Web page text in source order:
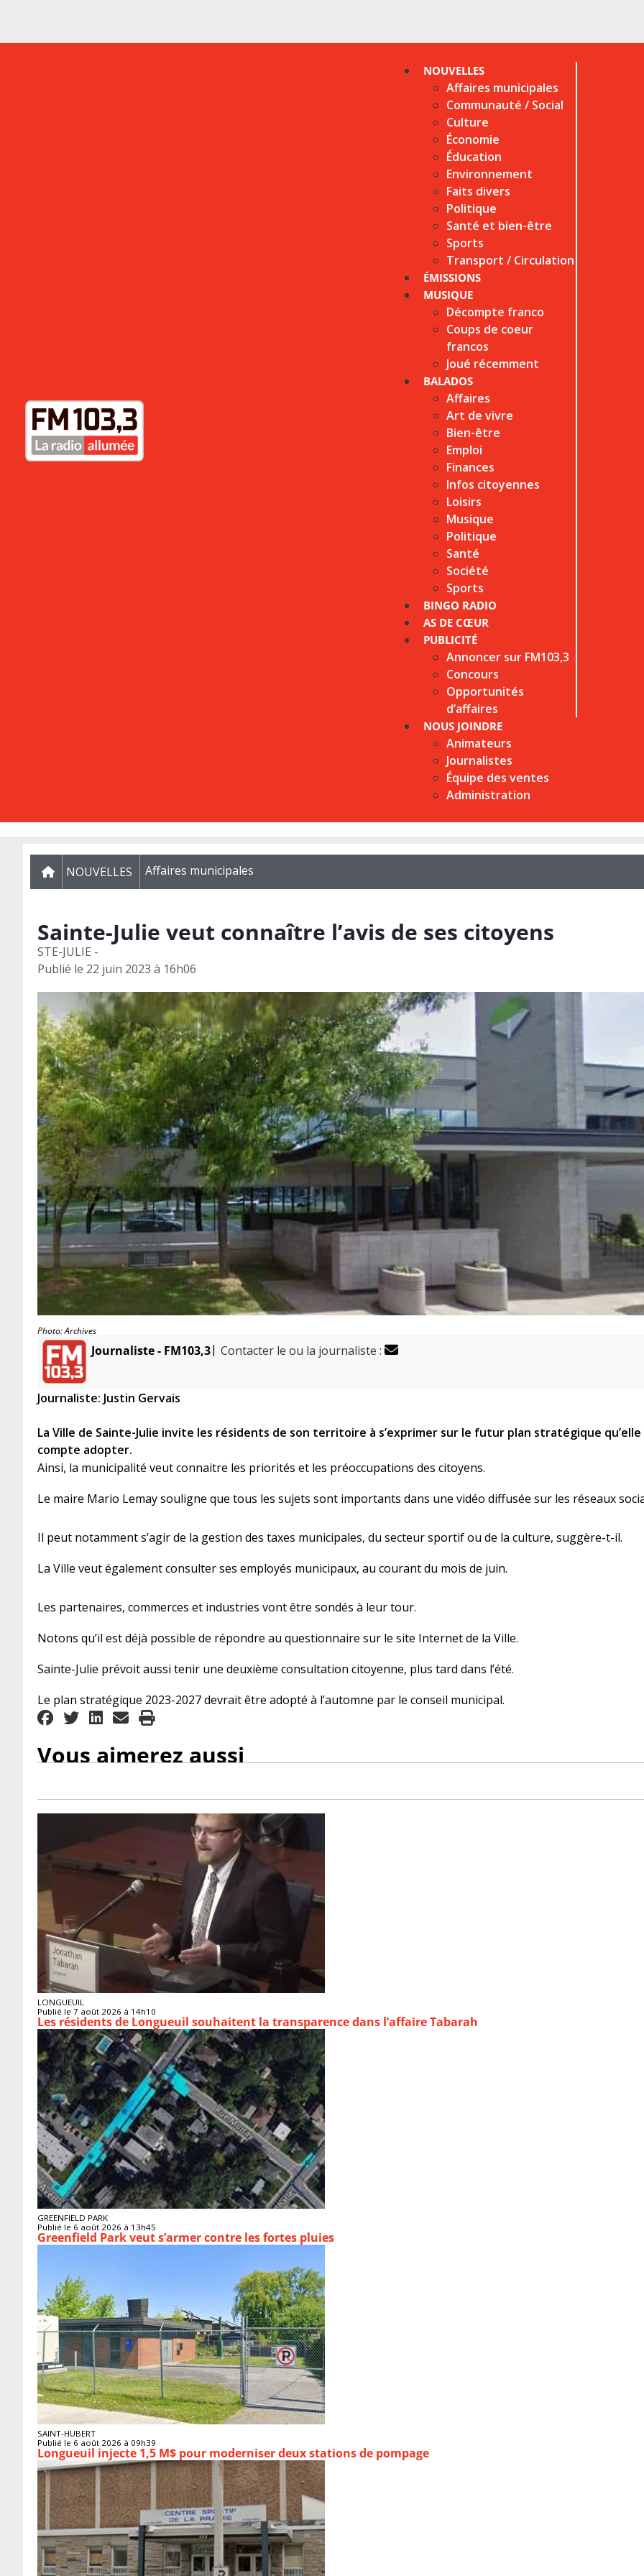
NOUVELLES
Affaires municipales
Communauté / Social
Culture
Économie
Éducation
Environnement
Faits divers
Politique
Santé et bien-être
Sports
Transport / Circulation
ÉMISSIONS
MUSIQUE
Décompte franco
Coups de coeur
francos
Joué récemment
BALADOS
Affaires
Art de vivre
Bien-être
Emploi
Finances
Infos citoyennes
Loisirs
Musique
Politique
Santé
Société
Sports
BINGO RADIO
AS DE CŒUR
PUBLICITÉ
Annoncer sur FM103,3
Concours
Opportunités
d’affaires
NOUS JOINDRE
Animateurs
Journalistes
Équipe des ventes
Administration
NOUVELLES Affaires municipales
Sainte-Julie veut connaître l’avis de ses citoyens
STE-JULIE -
Publié le 22 juin 2023 à 16h06
Photo: Archives
Journaliste - FM103,3| Contacter le ou la journaliste :
Journaliste: Justin Gervais
La Ville de Sainte-Julie invite les résidents de son territoire à s’exprimer sur le futur plan stratégique qu’elle
compte adopter.
Ainsi, la municipalité veut connaitre les priorités et les préoccupations des citoyens.
Le maire Mario Lemay souligne que tous les sujets sont importants dans une vidéo diffusée sur les réseaux
Il peut notamment s’agir de la gestion des taxes municipales, du secteur sportif ou de la culture, suggère-t-il.
La Ville veut également consulter ses employés municipaux, au courant du mois de juin.
Les partenaires, commerces et industries vont être sondés à leur tour.
Notons qu’il est déjà possible de répondre au questionnaire sur le site Internet de la Ville.
Sainte-Julie prévoit aussi tenir une deuxième consultation citoyenne, plus tard dans l’été.
Le plan stratégique 2023-2027 devrait être adopté à l’automne par le conseil municipal.
Vous aimerez aussi
LONGUEUIL
Publié le 7 août 2026 à 14h10
Les résidents de Longueuil souhaitent la transparence dans l’affaire Tabarah
GREENFIELD PARK
Publié le 6 août 2026 à 13h45
Greenfield Park veut s’armer contre les fortes pluies
SAINT-HUBERT
Publié le 6 août 2026 à 09h39
Longueuil injecte 1,5 M$ pour moderniser deux stations de pompage